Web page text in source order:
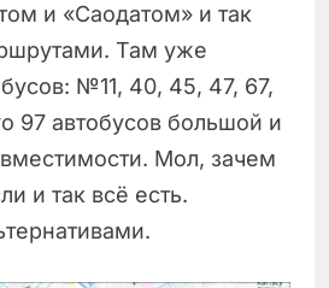
и «Саодатом» и так
Там уже
№11, 40, 45, 47, 67,
97 автобусов большой и
Мол, зачем
и так всё есть.